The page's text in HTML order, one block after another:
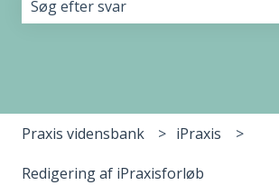
Praxis vidensbank iPraxis
Redigering af iPraxisforløb